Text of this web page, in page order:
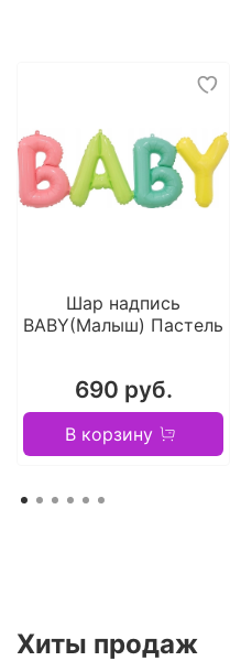
Шар надпись
BABY(Малыш) Пастель
690 руб.
В корзину
Хиты продаж